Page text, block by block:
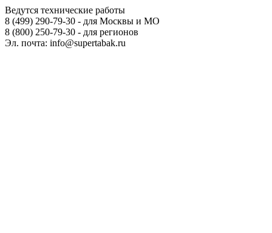
Ведутся технические работы
8 (499) 290-79-30 - для Москвы и МО
8 (800) 250-79-30 - для регионов
Эл. почта: info@supertabak.ru